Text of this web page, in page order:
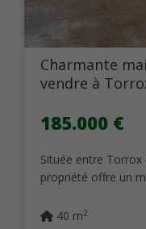
Charmante
vendre à
185.000 €
Située entre
propriété offre un
40 m2